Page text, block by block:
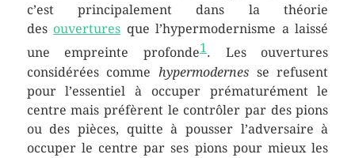
c’est principalement dans la théorie
des ouvertures que l’hypermodernisme a laissé
une empreinte profonde1. Les ouvertures
considérées comme hypermodernes se refusent
pour l’essentiel à occuper prématurément le
centre mais préfèrent le contrôler par des pions
ou des pièces, quitte à pousser l’adversaire à
occuper le centre par ses pions pour mieux les